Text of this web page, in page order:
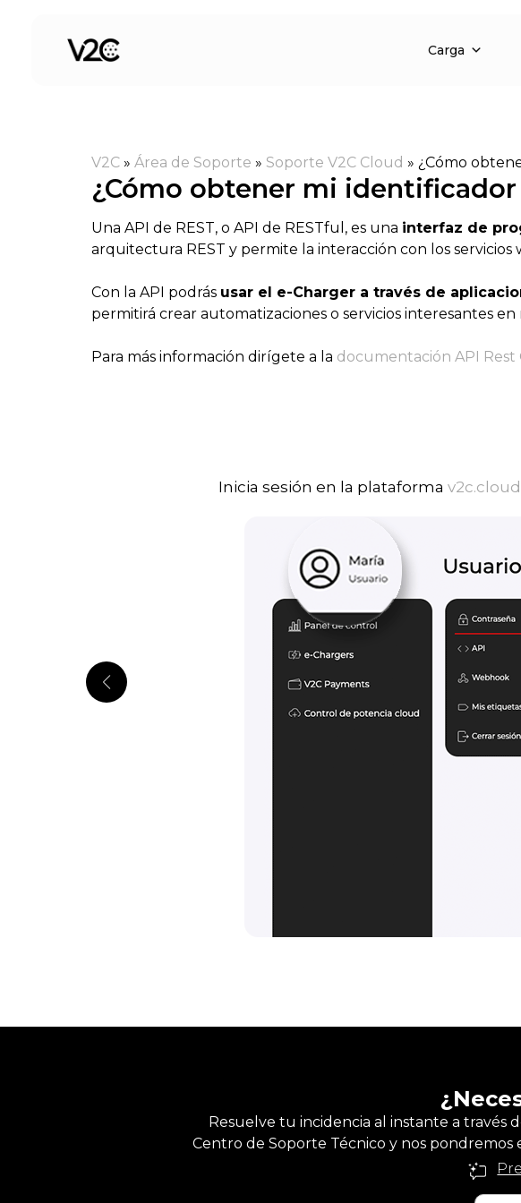
contenido
Carga
V2C » Área de Soporte » Soporte V2C Cloud » ¿Cómo
¿Cómo obtener mi identificador
Una API de REST, o API de RESTful, es una interfaz de
arquitectura REST y permite la interacción con los servicios
Con la API podrás usar el e-Charger a través de
permitirá crear automatizaciones o servicios interesantes
Para más información dirígete a la documentación API Rest
Inicia sesión en la plataforma v2c.cloud
Resuelve tu incidencia al instante a través
Centro de Soporte Técnico y nos